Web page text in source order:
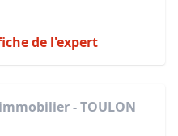
de l'expert
- TOULON